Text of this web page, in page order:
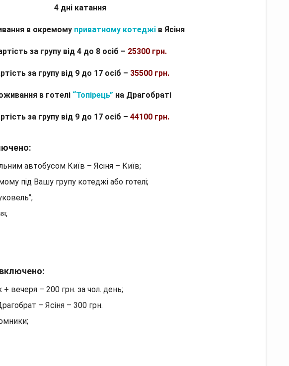
4 дні катання
в окремому приватному котеджів Ясіня
за групу від 4 до 8 осіб – 25300 грн.
за групу від 9 до 17 осіб – 35500 грн.
в готелі “Топірець” на Драгобраті
за групу від 9 до 17 осіб – 44100 грн.
автобусом Київ – Ясіня – Київ;
під Вашу групу котеджі або готелі;
+ вечеря – 200 грн. за чол. день;
– Ясіня – 300 грн.